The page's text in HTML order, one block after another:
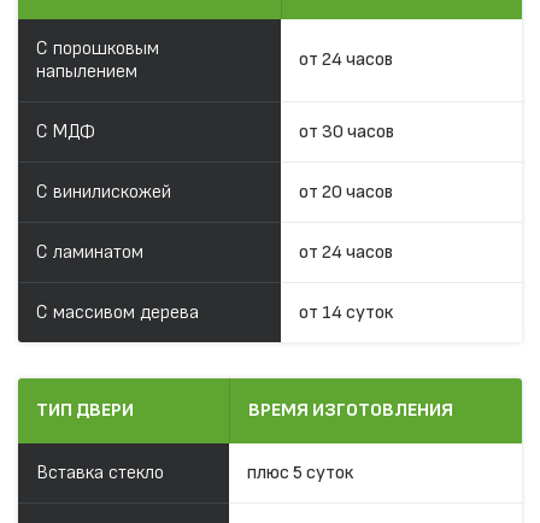
С порошковым
напылением
от 24 часов
С МДФ от 30 часов
С винилискожей от 20 часов
С ламинатом от 24 часов
С массивом дерева от 14 суток
ТИП ДВЕРИ ВРЕМЯ ИЗГОТОВЛЕНИЯ
Вставка стекло плюс 5 суток